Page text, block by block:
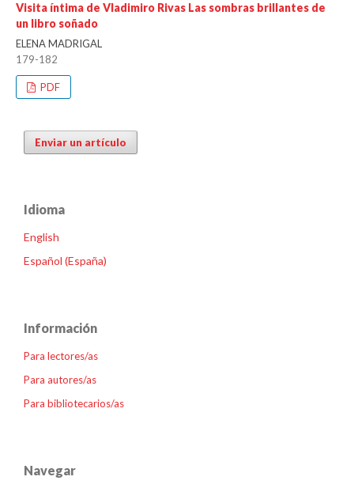
Visita íntima de Vladimiro Rivas Las sombras brillantes de
un libro soñado
ELENA MADRIGAL
179-182
PDF
Enviar un artículo
Idioma
English
Español (España)
Información
Para lectores/as
Para autores/as
Para bibliotecarios/as
Navegar